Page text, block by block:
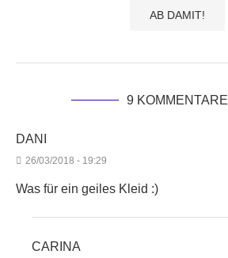
9 KOMMENTARE
DANI
26/03/2018 - 19:29
Was für ein geiles Kleid :)
CARINA